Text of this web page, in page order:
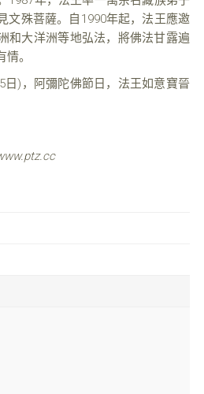
文殊菩薩。自1990年起，法王應邀
和大洋洲等地弘法，將佛法甘露遍
。
日)，阿彌陀佛節日，法王如意寶晉